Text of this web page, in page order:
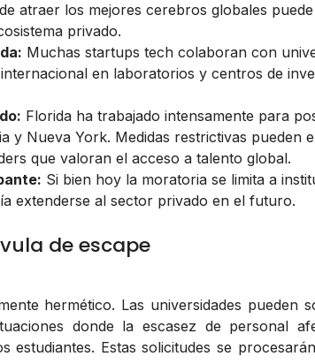
atraer los mejores cerebros globales
privado.
Muchas startups tech colaboran con
en laboratorios y centros de
Florida ha trabajado intensamente para
y Nueva York. Medidas restrictivas pueden
que valoran el acceso a talento global.
Si bien hoy la moratoria se limita a
extenderse al sector privado en el futuro.
de escape
hermético. Las universidades pueden
donde la escasez de personal
estudiantes. Estas solicitudes se